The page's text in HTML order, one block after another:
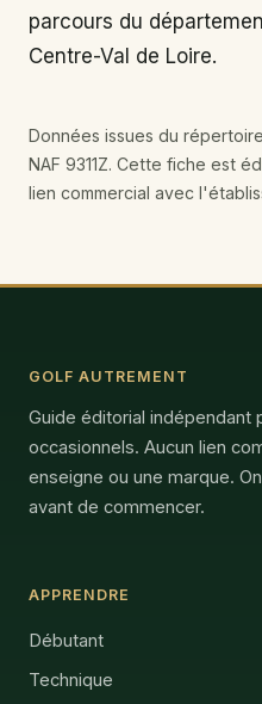
parcours du
Centre-Val de Loire.
Données issues du
NAF 9311Z. Cette fiche est
lien commercial avec
GOLF AUTREMENT
Guide éditorial
occasionnels. Aucun lien
enseigne ou une marque.
avant de commencer.
APPRENDRE
Débutant
Technique